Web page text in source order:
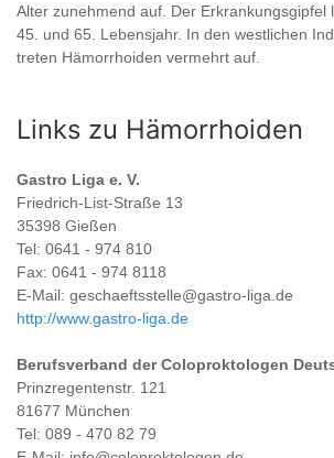
Alter zunehmend auf. Der Erkrankungsgipfel
45. und 65. Lebensjahr. In den westlichen
treten Hämorrhoiden vermehrt auf.
Links zu Hämorrhoiden
Gastro Liga e. V.
Friedrich-List-Straße 13
35398 Gießen
Tel: 0641 - 974 810
Fax: 0641 - 974 8118
E-Mail: geschaeftsstelle@gastro-liga.de
http://www.gastro-liga.de
Berufsverband der Coloproktologen
Prinzregentenstr. 121
81677 München
Tel: 089 - 470 82 79